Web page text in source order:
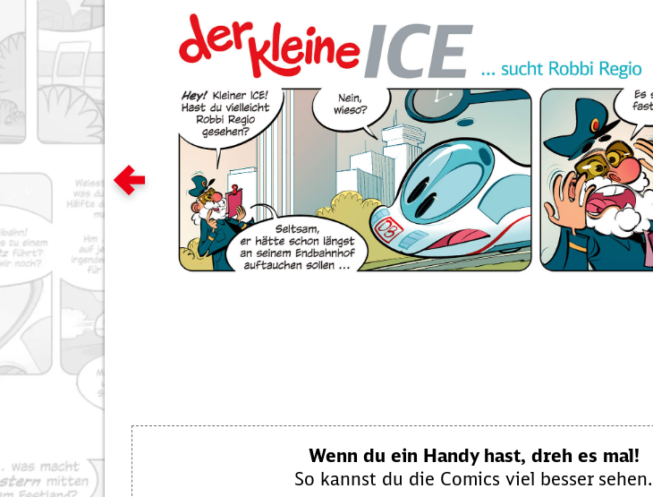
Zum vorigen Bild
Wenn du ein Handy hast, dreh es mal!
So kannst du die Comics viel besser sehen.